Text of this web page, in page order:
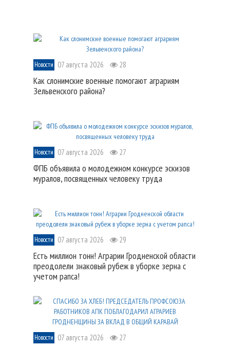
Новости 07 августа 2026 28
Как слонимские военные помогают аграриям
Зельвенского района?
Новости 07 августа 2026 27
ФПБ объявила о молодежном конкурсе эскизов
муралов, посвященных человеку труда
Новости 07 августа 2026 29
Есть миллион тонн! Аграрии Гродненской области
преодолели знаковый рубеж в уборке зерна с
учетом рапса!
Новости 07 августа 2026 27